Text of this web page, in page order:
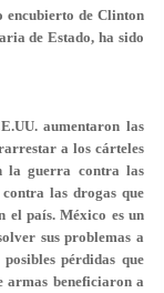
encubierto de Clinton
de Estado, ha sido
aumentaron las
a los cárteles
la guerra contra las
las drogas que
el país. México es un
sus problemas a
pérdidas que
armas beneficiaron a